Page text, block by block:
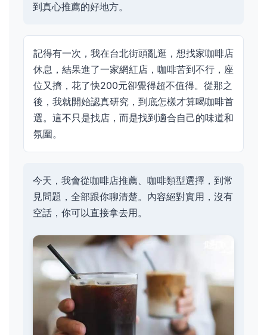
到真心推薦的好地方。
記得有一次，我在台北街頭亂逛，想找家咖啡店
休息，結果進了一家網紅店，咖啡苦到不行，座
位又擠，花了快200元卻覺得超不值得。從那之
後，我就開始認真研究，到底怎樣才算喝咖啡首
選。這不只是找店，而是找到適合自己的味道和
氛圍。
今天，我會從咖啡店推薦、咖啡類型選擇，到常
見問題，全部跟你聊清楚。內容絕對實用，沒有
空話，你可以直接拿去用。